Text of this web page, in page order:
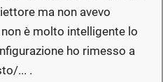
ma non avevo
è molto intelligente lo
ho rimesso a
... .